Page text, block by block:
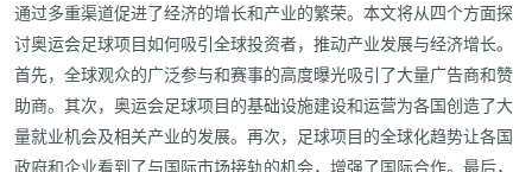
通过多重渠道促进了经济的增长和产业的繁荣。本文将从四个方面探
讨奥运会足球项目如何吸引全球投资者，推动产业发展与经济增长。
首先，全球观众的广泛参与和赛事的高度曝光吸引了大量广告商和赞
助商。其次，奥运会足球项目的基础设施建设和运营为各国创造了大
量就业机会及相关产业的发展。再次，足球项目的全球化趋势让各国